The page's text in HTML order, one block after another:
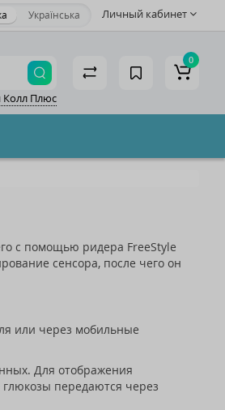
Личный кабинет
Українська
Плюс
0
с помощью ридера FreeStyle
сенсора, после чего он
или через мобильные
Для отображения
глюкозы передаются через